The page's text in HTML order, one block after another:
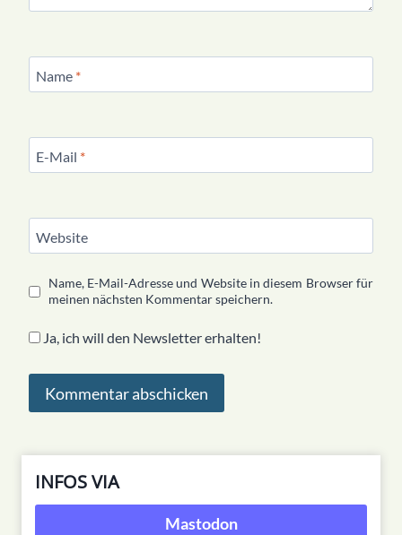
Name *
E-Mail *
Website
Name, E-Mail-Adresse und Website in diesem Browser für
meinen nächsten Kommentar speichern.
Ja, ich will den Newsletter erhalten!
INFOS VIA
Mastodon